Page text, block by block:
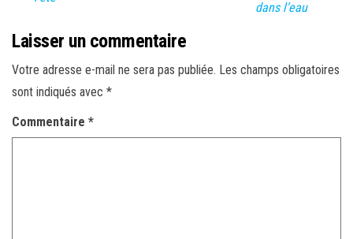
dans l’eau
Laisser un commentaire
Votre adresse e-mail ne sera pas publiée. Les champs obligatoires
sont indiqués avec *
Commentaire *